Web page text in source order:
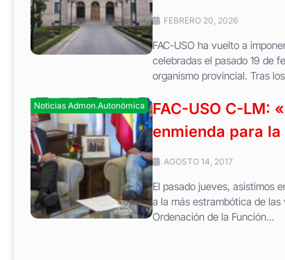
FEBRERO 20, 2026
FAC-USO ha vuelto a
celebradas el pasado 19 de
organismo provincial. Tras
Noticias Admon.Autonómica
FAC-USO C-LM:
enmienda para
AGOSTO 14, 2017
El pasado jueves, asistimos
a la más estrambótica de
Ordenación de la Función...